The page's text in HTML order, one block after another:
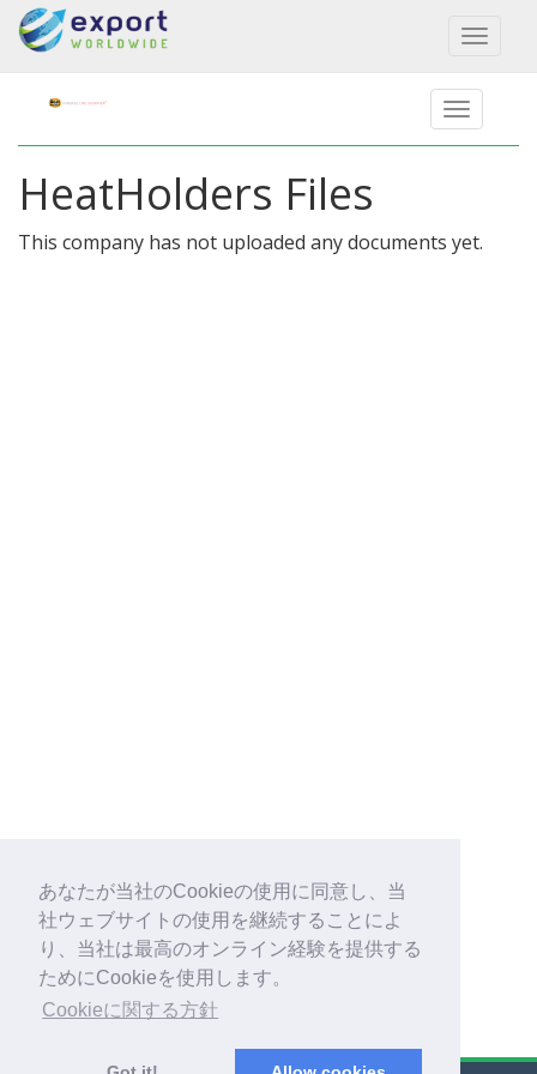
あなたが当社のCookieの使用に同意し、当
社ウェブサイトの使用を継続することによ
り、当社は最高のオンライン経験を提供する
ためにCookieを使用します。
Cookieに関する方針
Toggle
HeatHolders Files
This company has not uploaded any documents yet.